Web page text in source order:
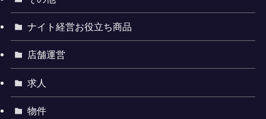
ナイト経営お役立ち商品
店舗運営
求人
物件